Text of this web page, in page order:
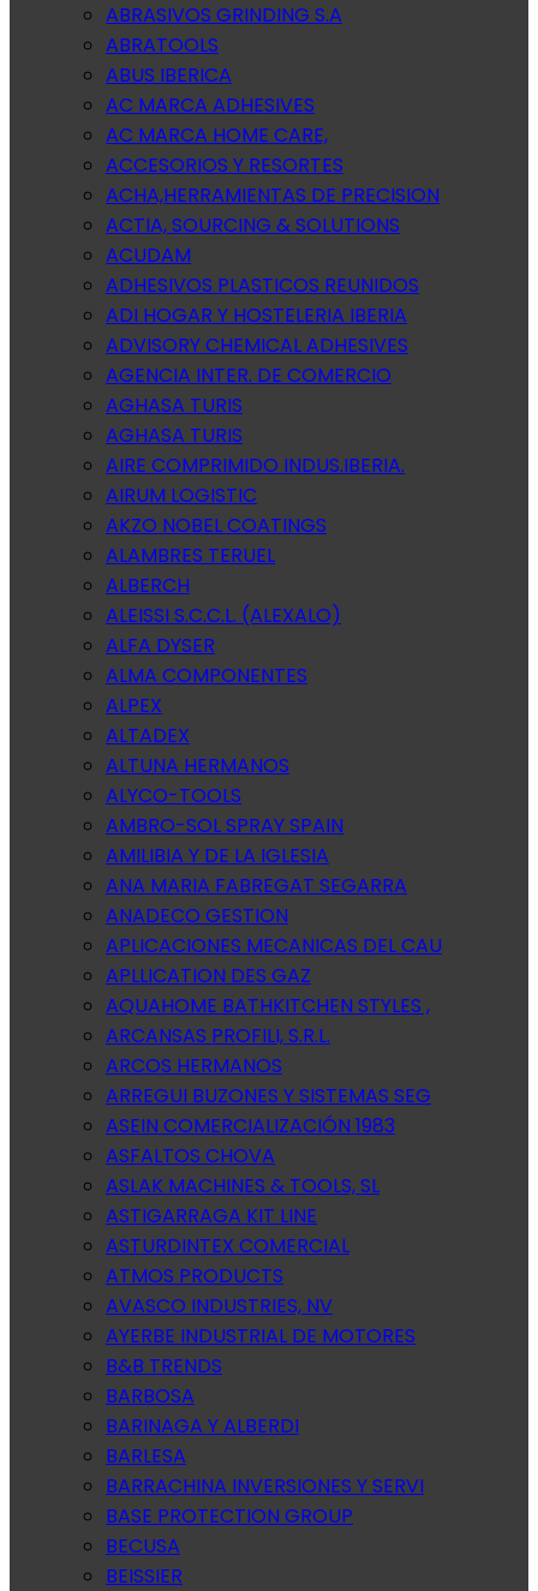
ABRASIVOS GRINDING S.A
ABRATOOLS
ABUS IBERICA
AC MARCA ADHESIVES
AC MARCA HOME CARE,
ACCESORIOS Y RESORTES
ACHA,HERRAMIENTAS DE PRECISION
ACTIA, SOURCING & SOLUTIONS
ACUDAM
ADHESIVOS PLASTICOS REUNIDOS
ADI HOGAR Y HOSTELERIA IBERIA
ADVISORY CHEMICAL ADHESIVES
AGENCIA INTER. DE COMERCIO
AGHASA TURIS
AGHASA TURIS
AIRE COMPRIMIDO INDUS.IBERIA.
AIRUM LOGISTIC
AKZO NOBEL COATINGS
ALAMBRES TERUEL
ALBERCH
ALEISSI S.C.C.L. (ALEXALO)
ALFA DYSER
ALMA COMPONENTES
ALPEX
ALTADEX
ALTUNA HERMANOS
ALYCO-TOOLS
AMBRO-SOL SPRAY SPAIN
AMILIBIA Y DE LA IGLESIA
ANA MARIA FABREGAT SEGARRA
ANADECO GESTION
APLICACIONES MECANICAS DEL CAU
APLLICATION DES GAZ
AQUAHOME BATHKITCHEN STYLES ,
ARCANSAS PROFILI, S.R.L.
ARCOS HERMANOS
ARREGUI BUZONES Y SISTEMAS SEG
ASEIN COMERCIALIZACIÓN 1983
ASFALTOS CHOVA
ASLAK MACHINES & TOOLS, SL
ASTIGARRAGA KIT LINE
ASTURDINTEX COMERCIAL
ATMOS PRODUCTS
AVASCO INDUSTRIES, NV
AYERBE INDUSTRIAL DE MOTORES
B&B TRENDS
BARBOSA
BARINAGA Y ALBERDI
BARLESA
BARRACHINA INVERSIONES Y SERVI
BASE PROTECTION GROUP
BECUSA
BEISSIER